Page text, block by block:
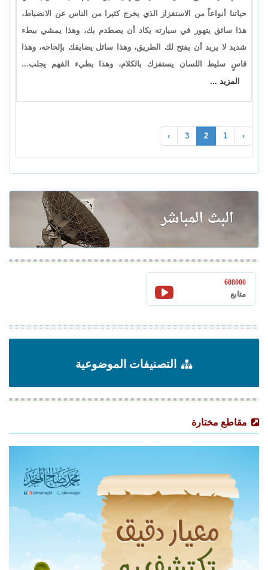
حياتنا أنواعاً من الاستفزاز الذي يخرج كثيرا من الناس عن الانضباط،
هذا سائق يتهور في سيارته يكاد أن يصطدم بك، وهذا يمشي ببطء
شديد لا يريد أن يفتح لك الطريق، وهذا سائل يضايقك بإلحاحه، وهذا
قاسٍ سليط اللسان يستفزك بالكلام، وهذا بطيء الفهم يجلب...
المزيد ...
‹
1
2
3
›
608000
متابع
التصنيفات الموضوعية
مقاطع مختارة